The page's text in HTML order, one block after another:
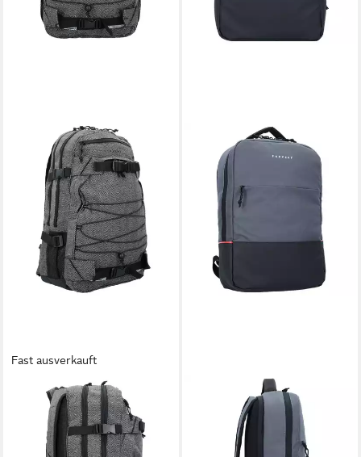
Fast ausverkauft
FORVERT
Laptoprucksack New Laptop
Louis, Polyester
79,99 €
Laptoprucksack Lance,
Polyester